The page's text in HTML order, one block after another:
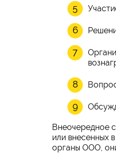
Внеочередное
или внесенных
органы ООО,